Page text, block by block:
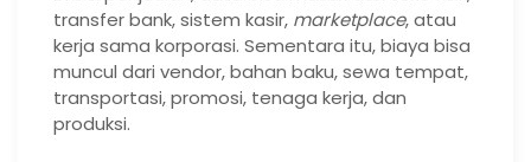
transfer bank, sistem kasir, marketplace, atau
kerja sama korporasi. Sementara itu, biaya bisa
muncul dari vendor, bahan baku, sewa tempat,
transportasi, promosi, tenaga kerja, dan
produksi.